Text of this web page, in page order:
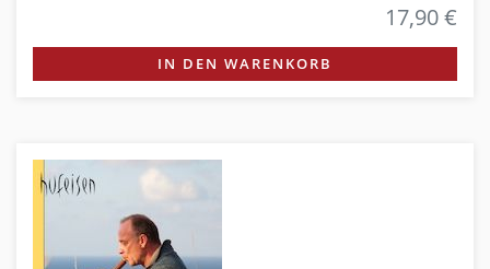
17,90 €
IN DEN WARENKORB